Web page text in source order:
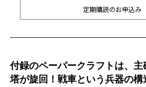
定期購読のお申込み
付録のペーパークラフトは、
塔が旋回！戦車という兵器の構